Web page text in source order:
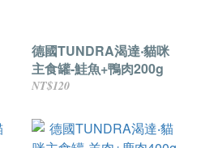
德國TUNDRA渴達‧貓咪
主食罐-鮭魚+鴨肉200g
NT$120